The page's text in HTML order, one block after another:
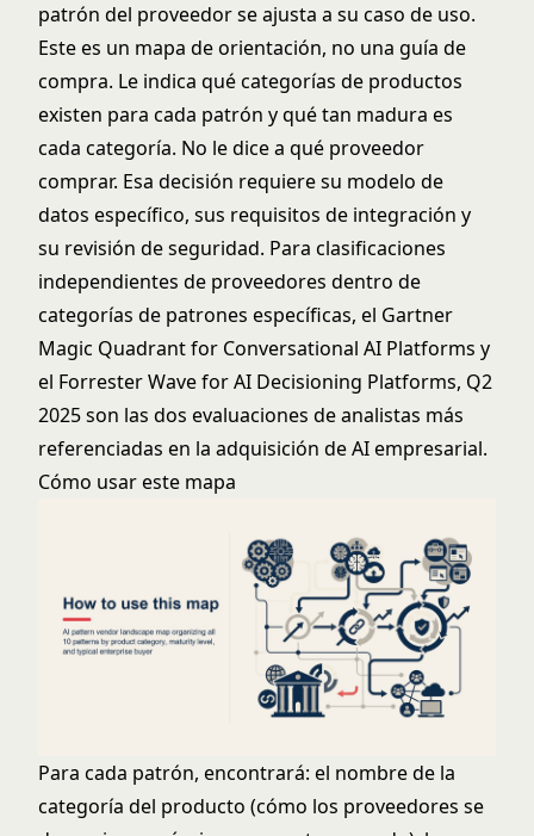
patrón del proveedor se ajusta a su caso de uso.
Este es un mapa de orientación, no una guía de
compra. Le indica qué categorías de productos
existen para cada patrón y qué tan madura es
cada categoría. No le dice a qué proveedor
comprar. Esa decisión requiere su modelo de
datos específico, sus requisitos de integración y
su revisión de seguridad. Para clasificaciones
independientes de proveedores dentro de
categorías de patrones específicas, el Gartner
Magic Quadrant for Conversational AI Platforms y
el Forrester Wave for AI Decisioning Platforms, Q2
2025son las dos evaluaciones de analistas más
referenciadas en la adquisición de AI empresarial.
Cómo usar este mapa
Para cada patrón, encontrará: el nombre de la
categoría del producto (cómo los proveedores se